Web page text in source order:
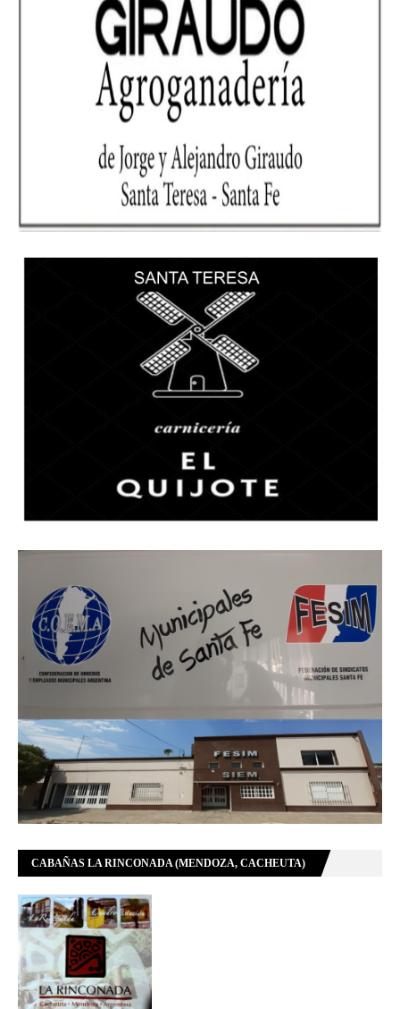
CABAÑAS LA RINCONADA (MENDOZA, CACHEUTA)